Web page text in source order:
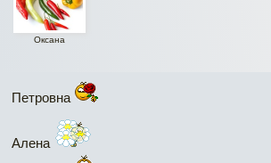
Оксана
Петровна
Алена